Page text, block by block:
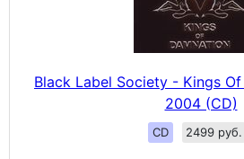
Black Label Society - Kings
2004 (CD)
CD 2499 руб.